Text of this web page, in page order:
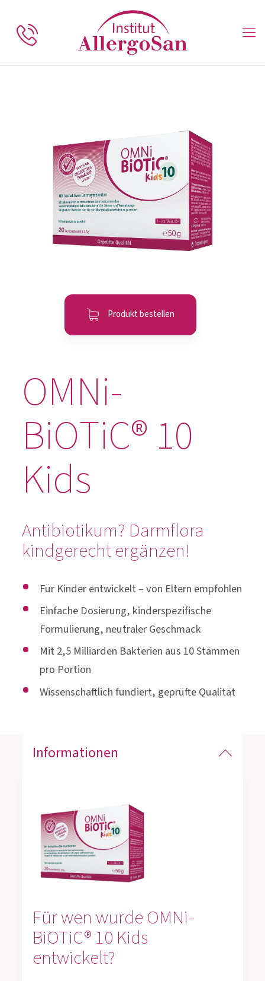
Produkt bestellen
OMNi-
BiOTiC® 10
Kids
Antibiotikum? Darmflora
kindgerecht ergänzen!
Für Kinder entwickelt – von Eltern empfohlen
Einfache Dosierung, kinderspezifische
Formulierung, neutraler Geschmack
Mit 2,5 Milliarden Bakterien aus 10 Stämmen
pro Portion
Wissenschaftlich fundiert, geprüfte Qualität
Informationen
Für wen wurde OMNi-
BiOTiC® 10 Kids
entwickelt?